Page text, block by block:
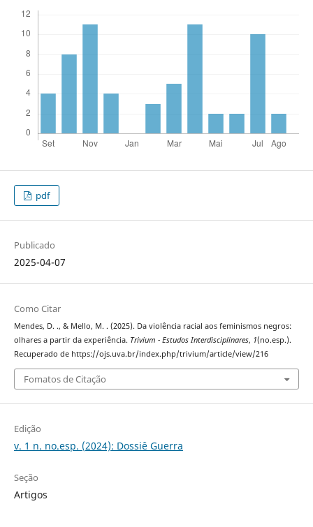
pdf
Publicado
2025-04-07
Como Citar
Mendes, D. ., & Mello, M. . (2025). Da violência racial aos feminismos negros:
olhares a partir da experiência. Trivium - Estudos Interdisciplinares, 1(no.esp.).
Recuperado de https://ojs.uva.br/index.php/trivium/article/view/216
Fomatos de Citação
Edição
v. 1 n. no.esp. (2024): Dossiê Guerra
Seção
Artigos